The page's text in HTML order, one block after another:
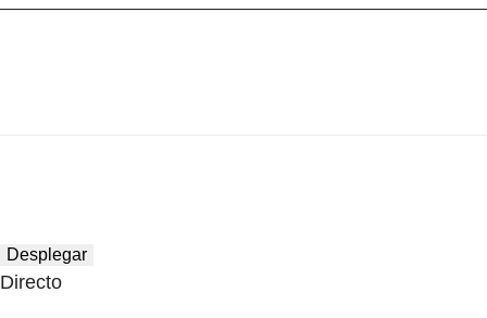
Desplegar
Directo